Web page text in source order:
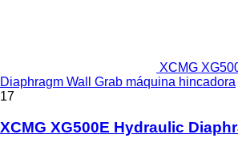
XCMG
Diaphragm Wall Grab máquina hincadora
17
XCMG XG500E Hydraulic